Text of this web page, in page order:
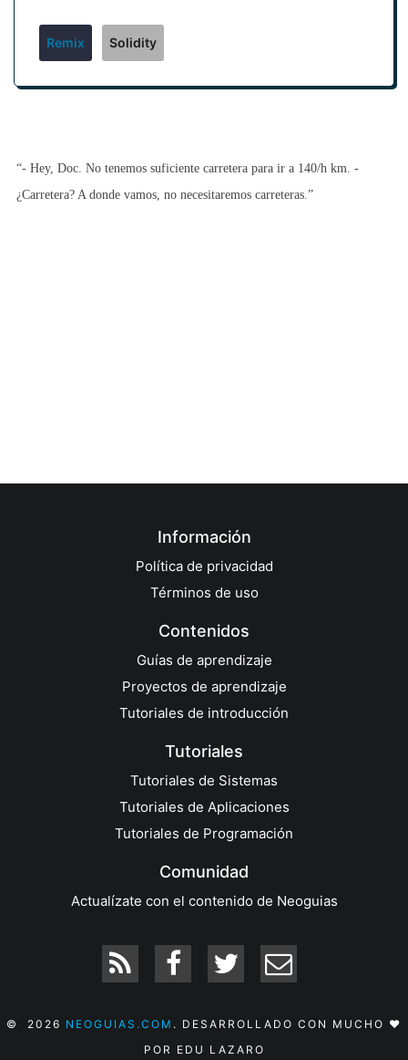
Remix Solidity
“- Hey, Doc. No tenemos suficiente carretera para ir a 140/h km. -
¿Carretera? A donde vamos, no necesitaremos carreteras.”
Información
Política de privacidad
Términos de uso
Contenidos
Guías de aprendizaje
Proyectos de aprendizaje
Tutoriales de introducción
Tutoriales
Tutoriales de Sistemas
Tutoriales de Aplicaciones
Tutoriales de Programación
Comunidad
Actualízate con el contenido de Neoguias
© 2026 NEOGUIAS.COM . DESARROLLADO CON MUCHO ❤️
POR EDU LAZARO